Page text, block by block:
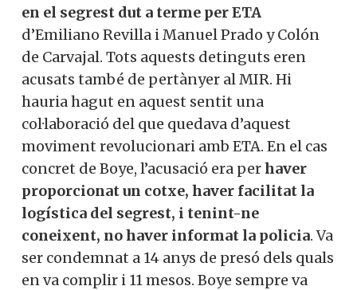
en el segrest dut a terme per ETA
d’Emiliano Revilla i Manuel Prado y Colón
de Carvajal. Tots aquests detinguts eren
acusats també de pertànyer al MIR. Hi
hauria hagut en aquest sentit una
col·laboració del que quedava d’aquest
moviment revolucionari amb ETA. En el cas
concret de Boye, l’acusació era perhaver
proporcionat un cotxe, haver facilitat la
logística del segrest, i tenint-ne
coneixent, no haver informat la policia. Va
ser condemnat a 14 anys de presó dels quals
en va complir i 11 mesos. Boye sempre va